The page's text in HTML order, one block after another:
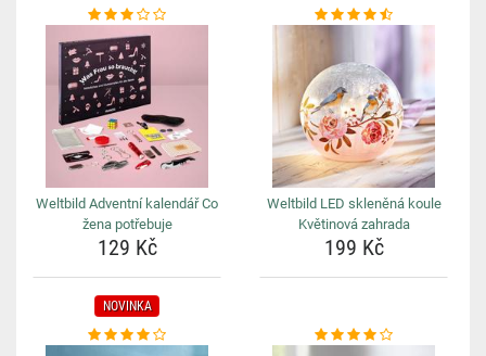
Weltbild Adventní kalendář Co
žena potřebuje
129 Kč
Weltbild LED skleněná koule
Květinová zahrada
199 Kč
NOVINKA